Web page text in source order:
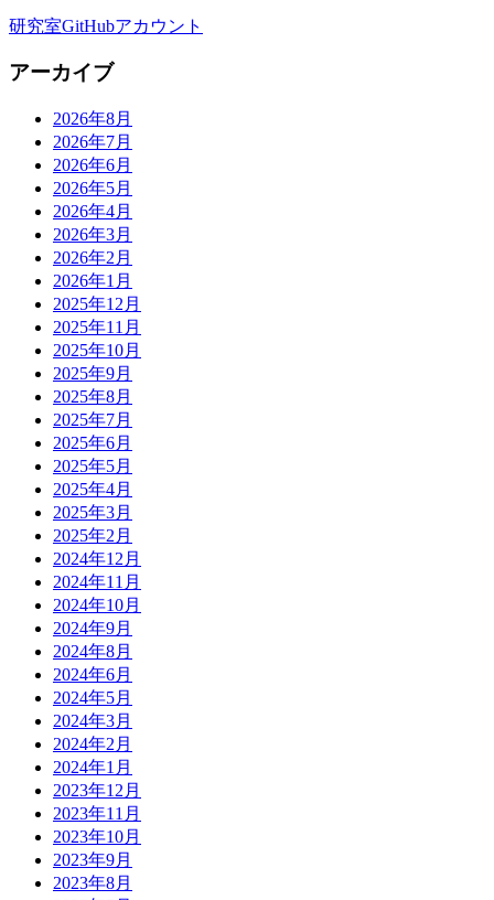
研究室GitHubアカウント
アーカイブ
2026年8月
2026年7月
2026年6月
2026年5月
2026年4月
2026年3月
2026年2月
2026年1月
2025年12月
2025年11月
2025年10月
2025年9月
2025年8月
2025年7月
2025年6月
2025年5月
2025年4月
2025年3月
2025年2月
2024年12月
2024年11月
2024年10月
2024年9月
2024年8月
2024年6月
2024年5月
2024年3月
2024年2月
2024年1月
2023年12月
2023年11月
2023年10月
2023年9月
2023年8月